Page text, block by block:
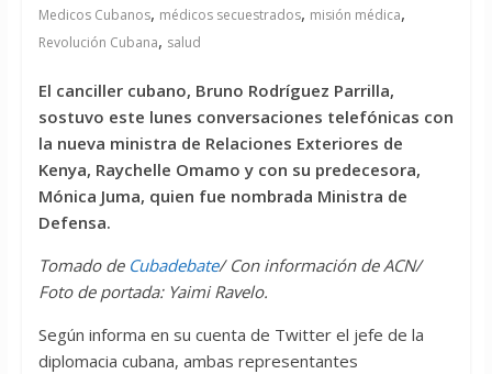
Medicos Cubanos, médicos secuestrados, misión médica,
Revolución Cubana, salud
El canciller cubano, Bruno Rodríguez Parrilla,
sostuvo este lunes conversaciones telefónicas con
la nueva ministra de Relaciones Exteriores de
Kenya, Raychelle Omamo y con su predecesora,
Mónica Juma, quien fue nombrada Ministra de
Defensa.
Tomado de Cubadebate/ Con información de ACN/
Foto de portada: Yaimi Ravelo.
Según informa en su cuenta de Twitter el jefe de la
diplomacia cubana, ambas representantes